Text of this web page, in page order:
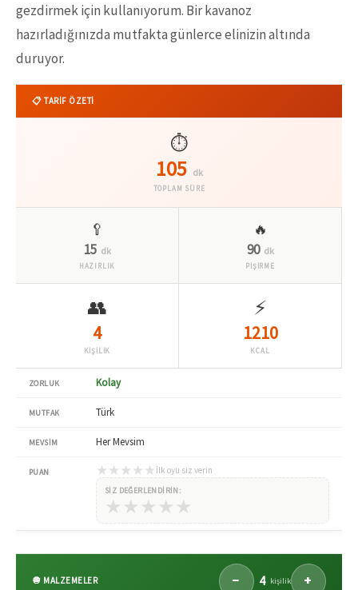
gezdirmek için kullanıyorum. Bir kavanoz
hazırladığınızda mutfakta günlerce elinizin altında
duruyor.
📋 TARİF ÖZETİ
⏱️
105 dk
TOPLAM SÜRE
🥄
15 dk
HAZIRLIK
🔥
90 dk
PİŞİRME
👥
4
KİŞİLİK
⚡
1210
KCAL
ZORLUK Kolay
MUTFAK Türk
MEVSIM Her Mevsim
PUAN ★ ★ ★ ★ ★ İlk oyu siz verin
SIZ DEĞERLENDIRIN:
★ ★ ★ ★ ★
🧅 MALZEMELER − 4 kişilik +